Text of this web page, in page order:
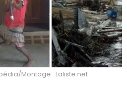
Montage : Laliste.net